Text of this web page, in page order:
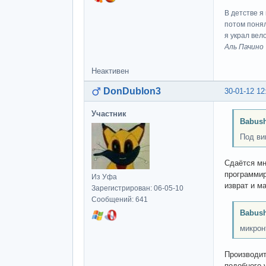
В детстве
потом
я украл
Аль Пачино
Неактивен
30-01-12
DonDublon3
Участник
Из Уфа
Зарегистрирован: 06-05-10
Сообщений: 641
Под
Сдаётся
изврат и